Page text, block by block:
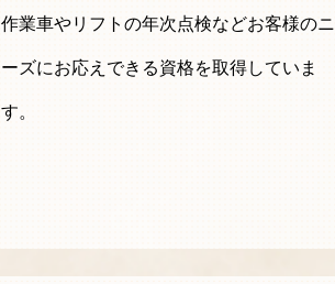
作業車やリフトの年次点検などお客様のニ
ーズにお応えできる資格を取得していま
す。